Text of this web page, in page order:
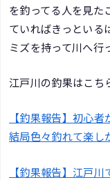
を釣ってる人を見た
ていればきっといる
ミズを持って川へ行
江戸川の釣果はこち
【釣果報告】初心
結局色々釣れて楽し
【釣果報告】江戸